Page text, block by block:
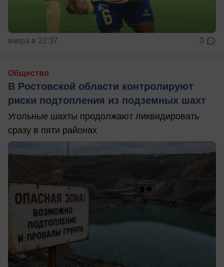
вчера в 22:37 0
Общество
В Ростовской области контролируют
риски подтопления из подземных шахт
Угольные шахты продолжают ликвидировать
сразу в пяти районах